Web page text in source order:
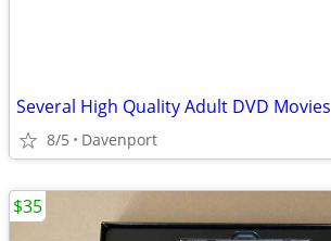
Several High Quality Adult DVD Movies
8/5 Davenport
$35